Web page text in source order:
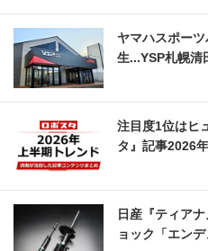
ヤマハスポー
生...YSP札幌清
注目度1位はヒ
タ』記事2026
日産『ティア
ョック「エン